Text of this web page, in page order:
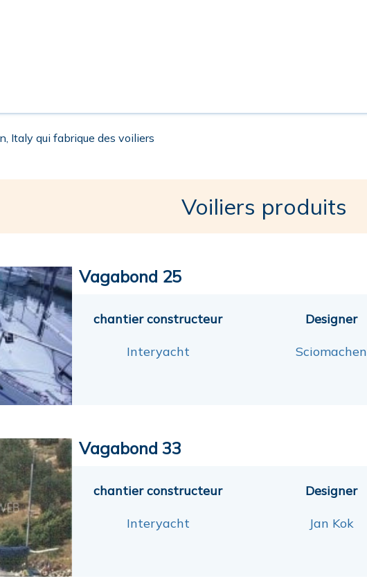
Italy qui fabrique des voiliers
Voiliers produits
Vagabond 25
chantier constructeur
Interyacht
Designer
Sciomachen
Vagabond 33
chantier constructeur
Interyacht
Designer
Jan Kok